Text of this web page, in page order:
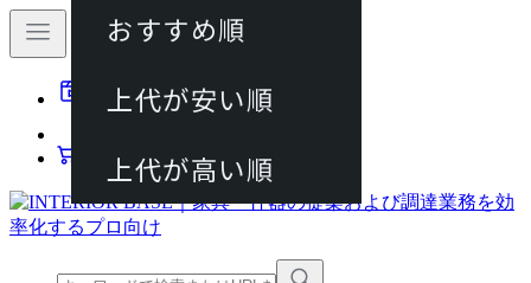
動画マニュアル
カート
おすすめ順
上代が安い順
上代が高い順